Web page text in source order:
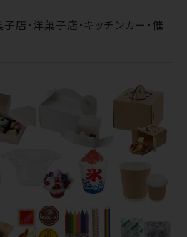
店・洋菓子店・キッチンカー・催